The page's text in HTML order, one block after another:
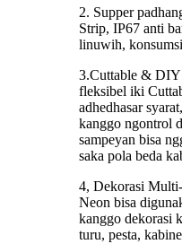
2. Supper
Strip, IP67 anti
linuwih,
3.Cuttable &
fleksibel iki
adhedhasar
kanggo ngontrol
sampeyan bisa
saka pola beda
4, Dekorasi
Neon bisa
kanggo dekorasi
turu, pesta,